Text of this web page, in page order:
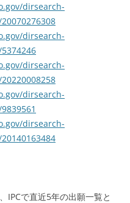
dirsearch-
dirsearch-
dirsearch-
dirsearch-
dirsearch-
IPCで直近5年の出願一覧と